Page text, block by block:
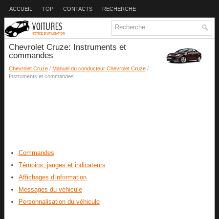
ACCUEIL TOP CONTACTS RECHERCHE
Chevrolet Cruze: Instruments et
commandes
Chevrolet Cruze/ Manuel du conducteur Chevrolet Cruze/
Instruments et commandes
Commandes
Témoins, jauges et indicateurs
Affichages d'information
Messages du véhicule
Personnalisation du véhicule